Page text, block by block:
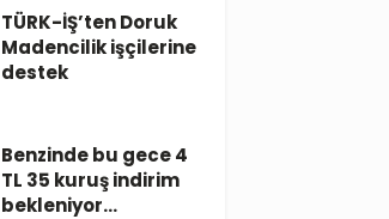
TÜRK-İŞ’ten Doruk
Madencilik işçilerine
destek
Benzinde bu gece 4
TL 35 kuruş indirim
bekleniyor…